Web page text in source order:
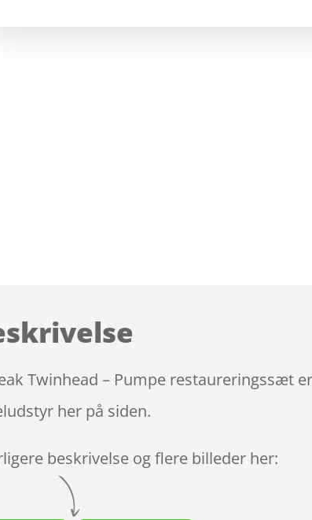
Twinhead – Pumpe restaureringssæt
her på siden.
beskrivelse og flere billeder her: